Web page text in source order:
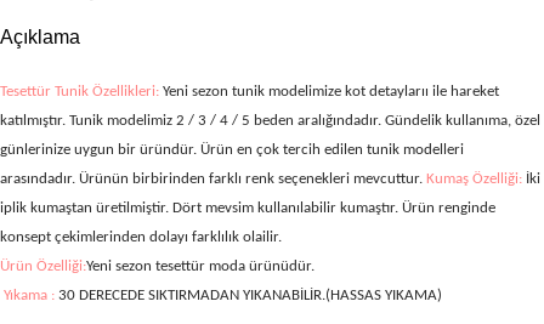
Açıklama
Tesettür Tunik Özellikleri: Yeni sezon tunik modelimize kot detaylarıı ile hareket
katılmıştır. Tunik modelimiz 2 / 3 / 4 / 5 beden aralığındadır. Gündelik kullanıma, özel
günlerinize uygun bir üründür. Ürün en çok tercih edilen tunik modelleri
arasındadır. Ürünün birbirinden farklı renk seçenekleri mevcuttur. Kumaş Özelliği: İki
iplik kumaştan üretilmiştir. Dört mevsim kullanılabilir kumaştır. Ürün renginde
konsept çekimlerinden dolayı farklılık olailir.
Ürün Özelliği:Yeni sezon tesettür moda ürünüdür.
Yıkama : 30 DERECEDE SIKTIRMADAN YIKANABİLİR.(HASSAS YIKAMA)